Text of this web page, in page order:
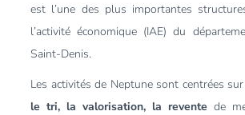
est l’une des plus importantes
l’activité économique (IAE) du
Saint-Denis.
Les activités de Neptune sont centrées sur
le tri, la valorisation, la revente de